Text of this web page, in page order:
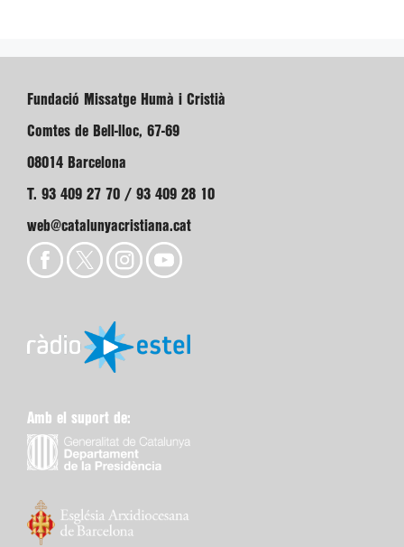
Fundació Missatge Humà i Cristià
Comtes de Bell-lloc, 67-69
08014 Barcelona
T. 93 409 27 70 / 93 409 28 10
web@catalunyacristiana.cat
Amb el suport de: